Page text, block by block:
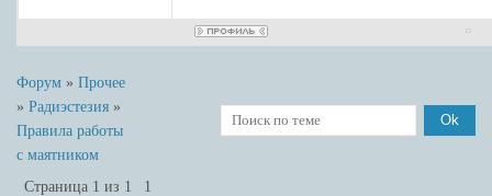
Форум » Прочее
» Радиэстезия »
Правила работы
с маятником
Страница 1 из 1 1